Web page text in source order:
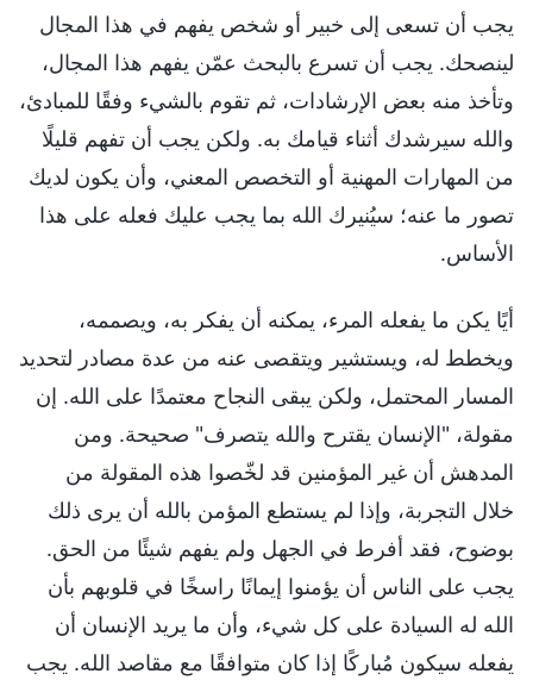
يجب أن تسعى إلى خبير أو شخص يفهم في هذا المجال
لينصحك. يجب أن تسرع بالبحث عمّن يفهم هذا المجال،
وتأخذ منه بعض الإرشادات، ثم تقوم بالشيء وفقًا للمبادئ،
والله سيرشدك أثناء قيامك به. ولكن يجب أن تفهم قليلًا
من المهارات المهنية أو التخصص المعني، وأن يكون لديك
تصور ما عنه؛ سيُنيرك الله بما يجب عليك فعله على هذا
الأساس.
أيًا يكن ما يفعله المرء، يمكنه أن يفكر به، ويصممه،
ويخطط له، ويستشير ويتقصى عنه من عدة مصادر لتحديد
المسار المحتمل، ولكن يبقى النجاح معتمدًا على الله. إن
مقولة، "الإنسان يقترح والله يتصرف" صحيحة. ومن
المدهش أن غير المؤمنين قد لخّصوا هذه المقولة من
خلال التجربة، وإذا لم يستطع المؤمن بالله أن يرى ذلك
بوضوح، فقد أفرط في الجهل ولم يفهم شيئًا من الحق.
يجب على الناس أن يؤمنوا إيمانًا راسخًا في قلوبهم بأن
الله له السيادة على كل شيء، وأن ما يريد الإنسان أن
يفعله سيكون مُباركًا إذا كان متوافقًا مع مقاصد الله. يجب